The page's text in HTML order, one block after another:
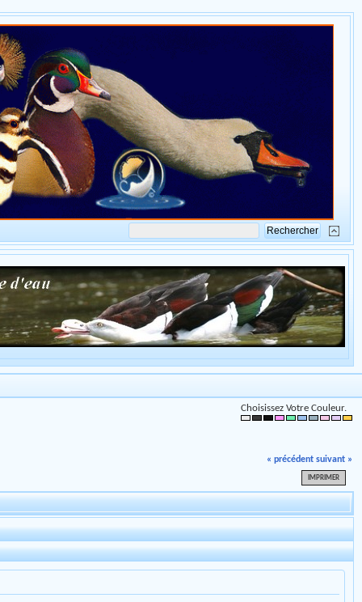
Choisissez Votre Couleur.
« précédent suivant »
IMPRIMER